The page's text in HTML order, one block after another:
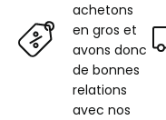
achetons
en gros et
avons donc
de bonnes
relations
avec nos